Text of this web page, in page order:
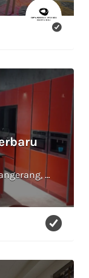
Tangerang Selatan, DKI Jakarta, Tangerang, Depok, Bekasi